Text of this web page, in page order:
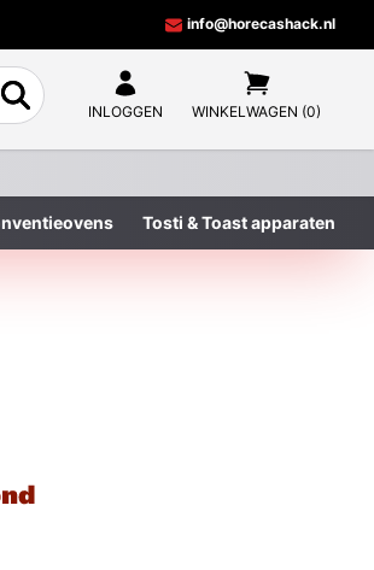
info@horecashack.nl
INLOGGEN WINKELWAGEN (0)
Tosti & Toast apparaten